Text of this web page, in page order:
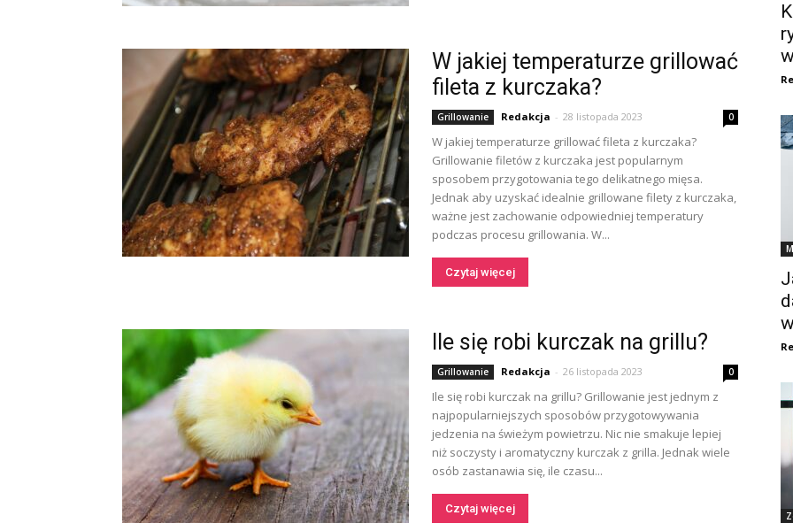
W jakiej temperaturze grillować
fileta z kurczaka?
Grillowanie Redakcja - 28 listopada 2023 0
W jakiej temperaturze grillować fileta z kurczaka?
Grillowanie filetów z kurczaka jest popularnym
sposobem przygotowania tego delikatnego mięsa.
Jednak aby uzyskać idealnie grillowane filety z kurczaka,
ważne jest zachowanie odpowiedniej temperatury
podczas procesu grillowania. W...
Czytaj więcej
Ile się robi kurczak na grillu?
Grillowanie Redakcja - 26 listopada 2023 0
Ile się robi kurczak na grillu? Grillowanie jest jednym z
najpopularniejszych sposobów przygotowywania
jedzenia na świeżym powietrzu. Nic nie smakuje lepiej
niż soczysty i aromatyczny kurczak z grilla. Jednak wiele
osób zastanawia się, ile czasu...
Czytaj więcej